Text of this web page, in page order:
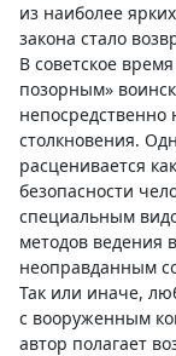
из наиболее
закона стало
В советское
позорным»
непосредственно
столкновения.
расценивается
безопасности
специальным
методов
неоправданным
Так или иначе,
с вооруженным
автор полагает